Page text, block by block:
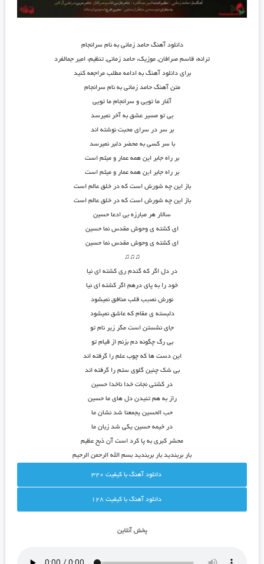
دانلود آهنگ حامد زمانی به نام سرانجام
ترانه: قاسم صرافان, موزیک: حامد زمانی, تنظیم: امیر جمالفرد
برای دانلود آهنگ به ادامه مطلب مراجعه کنید
متن آهنگ حامد زمانی به نام سرانجام
آغار ما تویی و سرانجام ما تویی
بی تو مسیر عشق به آخر نمیرسد
بر سر در سرای محبت نوشته اند
با سر کسی به محضر دلبر نمیرسد
بر راه جابر این همه عمار و میثم است
بر راه جابر این همه عمار و میثم است
باز این چه شورش است که در خلق عالم است
باز این چه شورش است که در خلق عالم است
سالار هر مبارزه بی ادعا حسین
ای کشته ی وحوش مقدس نما حسین
ای کشته ی وحوش مقدس نما حسین
♫♫♫
در دل اگر که گندم ری کشته ای نیا
خود را به پای درهم اگر کشته ای نیا
نورش نصیب قلب منافق نمیشود
دلبسته ی مقام که عاشق نمیشود
جای نشستن است مگر زیر نام تو
بی رگ چگونه دم بزنم از قیام تو
این دست ها که چوب علم را گرفته اند
بی شک چنین گلوی ستم را گرفته اند
در کشتی نجات خدا ناخدا حسین
راز به هم تنیدن دل های ما حسین
حب الحسین یجمعنا شد نشان ما
در خیمه حسین یکی شد زبان ما
محشر کبری به پا کرد است آن ذبح عظیم
بار بربندید بار بربندید بسم الله الرحمن الرحیم
دانلود آهنگ با کيفيت 320
دانلود آهنگ با کيفيت 128
پخش آنلاين